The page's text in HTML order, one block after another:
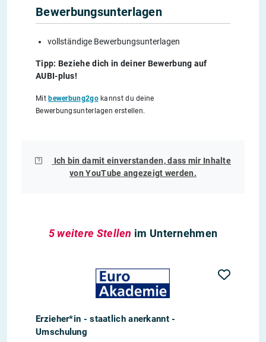
Bewerbungsunterlagen
vollständige Bewerbungsunterlagen
Tipp: Beziehe dich in deiner Bewerbung auf
AUBI-plus!
Mit bewerbung2gokannst du deine
Bewerbungsunterlagen erstellen.
Ich bin damit einverstanden, dass mir Inhalte
vonYouTube angezeigt werden.
5 weitere Stellen im Unternehmen
Erzieher*in - staatlich anerkannt -
Umschulung